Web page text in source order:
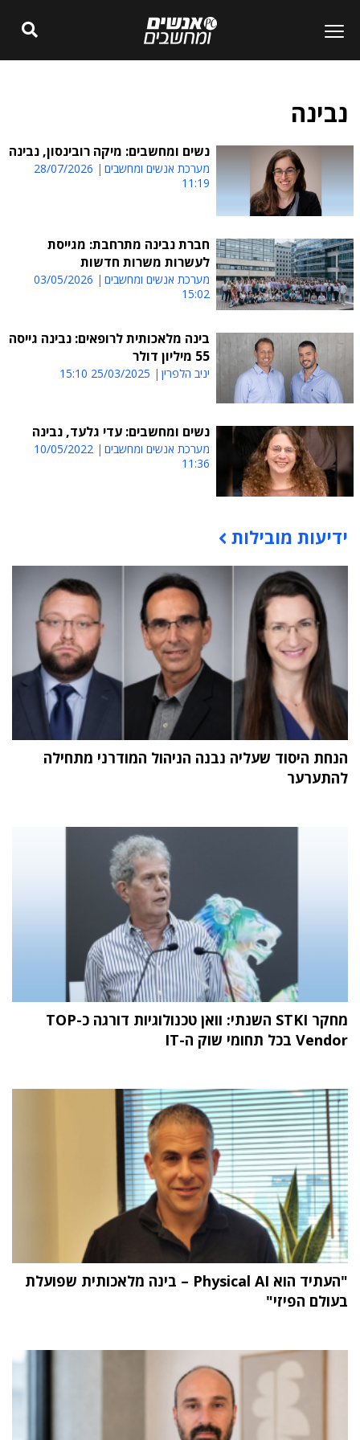
נבינה
נשים ומחשבים: מיקה רובינסון, נבינה
מערכת אנשים ומחשבים
28/07/2026
11:19
חברת נבינה מתרחבת: מגייסת
לעשרות משרות חדשות
מערכת אנשים ומחשבים
03/05/2026
15:02
בינה מלאכותית לרופאים: נבינה גייסה
55 מיליון דולר
יניב הלפרין 25/03/2025 15:10
נשים ומחשבים: עדי גלעד, נבינה
מערכת אנשים ומחשבים
10/05/2022
11:36
תוכן פרסומי
ידיעות מובילות
הנחת היסוד שעליה נבנה הניהול המודרני מתחילה
להתערער
מחקר STKI השנתי: וואן טכנולוגיות דורגה כ-TOP
Vendor בכל תחומי שוק ה-IT
"העתיד הוא Physical AI – בינה מלאכותית שפועלת
בעולם הפיזי"